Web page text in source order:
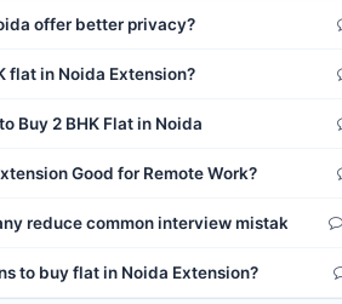
offer better privacy?
flat in Noida Extension?
Buy 2 BHK Flat in Noida
Good for Remote Work?
reduce common interview mistakes?
to buy flat in Noida Extension?